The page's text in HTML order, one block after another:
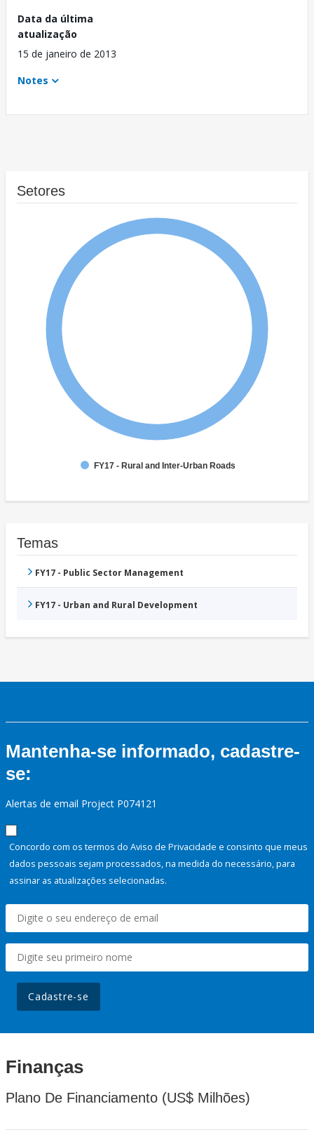
Data da última
atualização
15 de janeiro de 2013
Notes
Setores
FY17 - Rural and Inter-Urban Roads
Temas
FY17 - Public Sector Management
FY17 - Urban and Rural Development
Mantenha-se informado, cadastre-
se:
Alertas de email Project P074121
Concordo com os termos do Aviso de Privacidade e consinto que meus
dados pessoais sejam processados, na medida do necessário, para
assinar as atualizações selecionadas.
Cadastre-se
Finanças
Plano De Financiamento (US$ Milhões)